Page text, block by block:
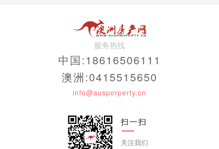
服务热线
中国:18616506111
澳洲:0415515650
info@ausporperty.cn
扫一扫
关注我们